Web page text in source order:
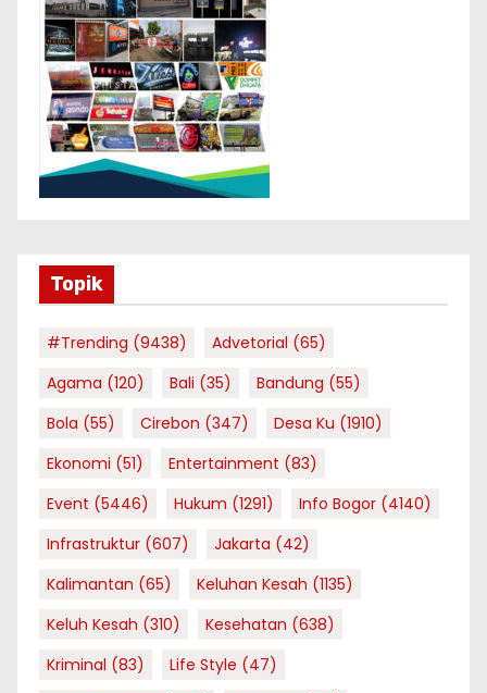
Topik
#Trending (9438) Advetorial (65)
Agama (120) Bali (35) Bandung (55)
Bola (55) Cirebon (347) Desa Ku (1910)
Ekonomi (51) Entertainment (83)
Event (5446) Hukum (1291) Info Bogor (4140)
Infrastruktur (607) Jakarta (42)
Kalimantan (65) Keluhan Kesah (1135)
Keluh Kesah (310) Kesehatan (638)
Kriminal (83) Life Style (47)